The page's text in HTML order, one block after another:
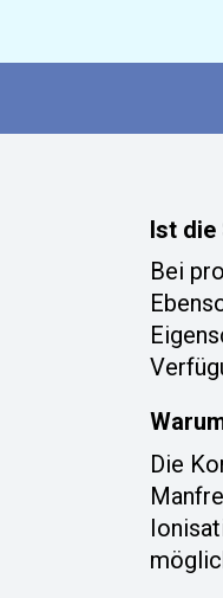
Ist
Bei
Die